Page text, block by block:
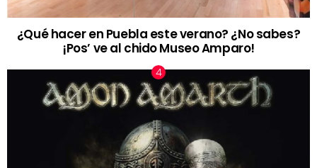
¿Qué hacer en Puebla este verano? ¿No sabes?
¡Pos’ ve al chido Museo Amparo!